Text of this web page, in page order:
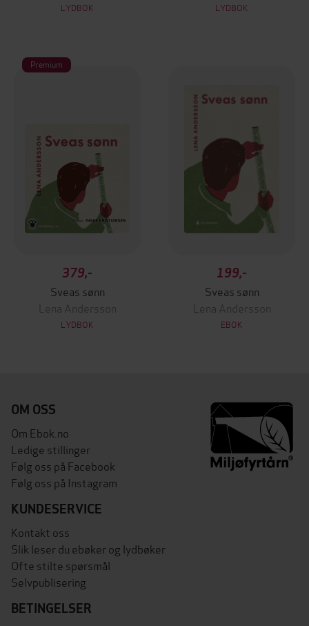
LYDBOK LYDBOK
Premium
379,-
Sveas sønn
Lena Andersson
LYDBOK
199,-
Sveas sønn
Lena Andersson
EBOK
OM OSS
Om Ebok.no
Ledige stillinger
Følg oss på Facebook
Følg oss på Instagram
KUNDESERVICE
Kontakt oss
Slik leser du ebøker og lydbøker
Ofte stilte spørsmål
Selvpublisering
BETINGELSER